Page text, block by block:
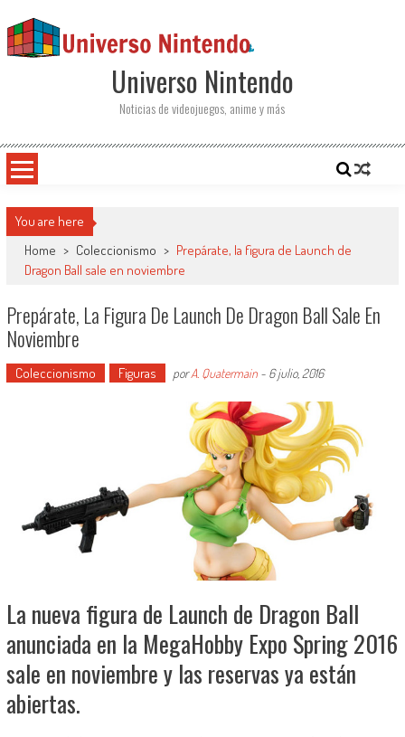
Universo Nintendo
Noticias de videojuegos, anime y más
You are here
Home > Coleccionismo > Prepárate, la figura de Launch de
Dragon Ball sale en noviembre
Prepárate, La Figura De Launch De Dragon Ball Sale En
Noviembre
Coleccionismo Figuras porA. Quatermain- 6 julio, 2016
La nueva figura de Launch de Dragon Ball
anunciada en la MegaHobby Expo Spring 2016
sale en noviembre y las reservas ya están
abiertas.